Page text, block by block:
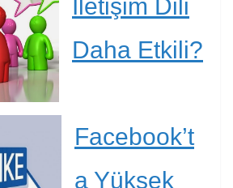
İletişim Dili
Daha Etkili?
Facebook’t
a Yüksek